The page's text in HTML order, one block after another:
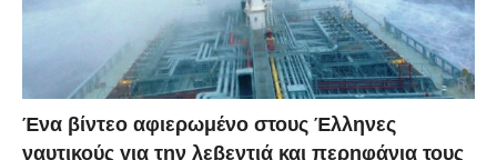
Ένα βίντεο αφιερωμένο στους Έλληνες
ναυτικούς για την λεβεντιά και περηφάνια τους